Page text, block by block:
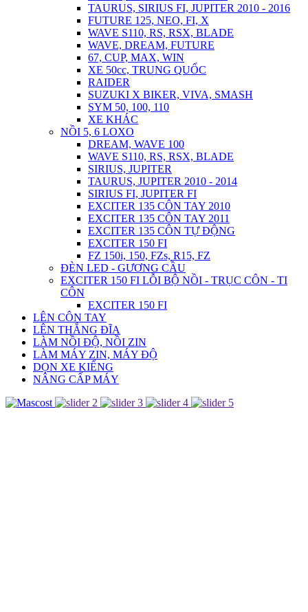
TAURUS, SIRIUS FI, JUPITER 2010 - 2016
FUTURE 125, NEO, FI, X
WAVE S110, RS, RSX, BLADE
WAVE, DREAM, FUTURE
67, CUP, MAX, WIN
XE 50cc, TRUNG QUỐC
RAIDER
SUZUKI X BIKER, VIVA, SMASH
SYM 50, 100, 110
XE KHÁC
NỒI 5, 6 LOXO
DREAM, WAVE 100
WAVE S110, RS, RSX, BLADE
SIRIUS, JUPITER
TAURUS, JUPITER 2010 - 2014
SIRIUS FI, JUPITER FI
EXCITER 135 CÔN TAY 2010
EXCITER 135 CÔN TAY 2011
EXCITER 135 CÔN TỰ ĐỘNG
EXCITER 150 FI
FZ 150i, 150, FZs, R15, FZ
ĐÈN LED - GƯƠNG CẦU
EXCITER 150 FI LỖI BỘ NỒI - TRỤC CÔN - TI
CÔN
EXCITER 150 FI
LÊN CÔN TAY
LÊN THẮNG ĐĨA
LÀM NỒI ĐỘ, NỒI ZIN
LÀM MÁY ZIN, MÁY ĐỘ
DỌN XE KIỂNG
NÂNG CẤP MÁY